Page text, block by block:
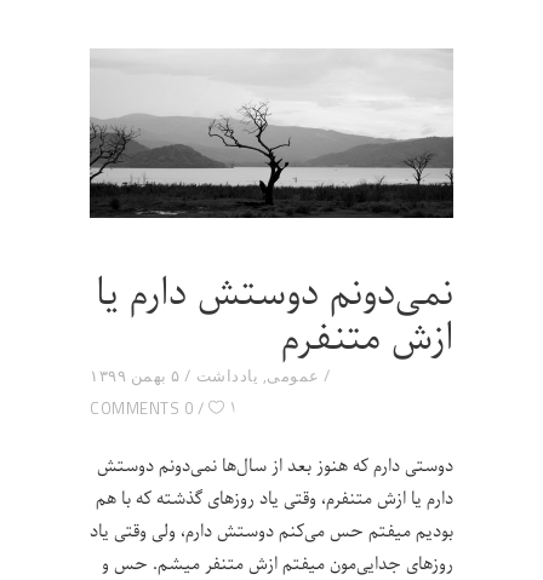
نمی‌دونم دوستش دارم یا
ازش متنفرم
۵ بهمن ۱۳۹۹ عمومی, یادداشت
0 COMMENTS
۱
دوستی دارم که هنوز بعد از سال‌ها نمی‌دونم دوستش
دارم یا ازش متنفرم، وقتی یاد روزهای گذشته که با هم
بودیم میفتم حس می‌کنم دوستش دارم، ولی وقتی یاد
روزهای جدایی‌مون میفتم ازش متنفر میشم. حس و